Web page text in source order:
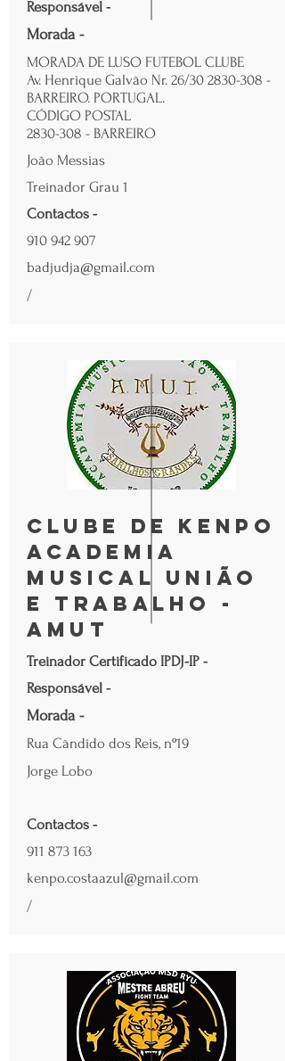
Responsável -
Morada -
MORADA DE LUSO FUTEBOL CLUBE
Av. Henrique Galvão Nr. 26/30 2830-308 -
BARREIRO. PORTUGAL.
CÓDIGO POSTAL
2830-308 - BARREIRO
João Messias
Treinador Grau 1
Contactos -
910 942 907
badjudja@gmail.com
/
Clube de kenpo
Academia
Musical União
e Trabalho -
AMUT
Treinador Certificado IPDJ-IP -
Responsável -
Morada -
Rua Cândido dos Reis, nº19
Jorge Lobo
Contactos -
911 873 163
kenpo.costaazul@gmail.com
/